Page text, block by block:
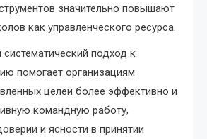
значительно повышают
как управленческого ресурса.
систематический подход к
помогает организациям
целей более эффективно и
командную работу,
и ясности в принятии